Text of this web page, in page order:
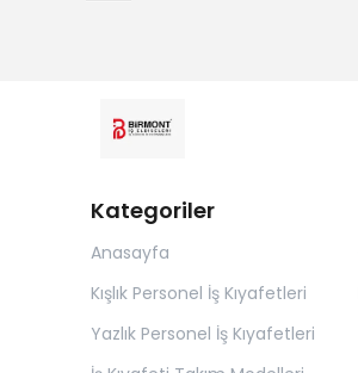
Kategoriler
Anasayfa
Kışlık Personel İş Kıyafetleri
Yazlık Personel İş Kıyafetleri